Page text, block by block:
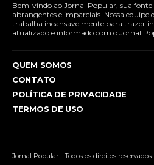
Bem-vindo ao Jornal Popular, sua
abrangentes e imparciais. Nossa equipe
trabalha incansavelmente para trazer
atualizado e informado com o Jornal
QUEM SOMOS
CONTATO
POLÍTICA DE PRIVACIDADE
TERMOS DE USO
Jornal Popular - Todos os direitos reservados